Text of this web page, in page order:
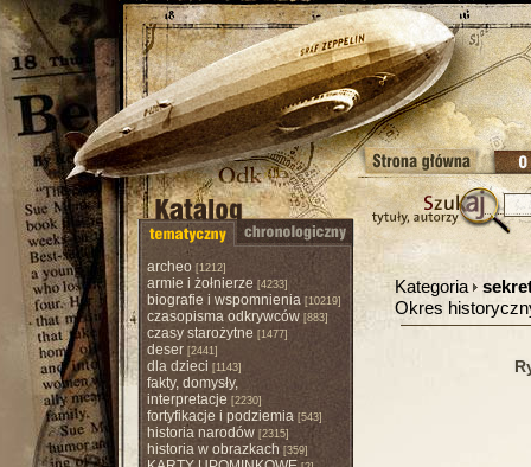
archeo [1212]
armie i żołnierze [4233]
biografie i wspomnienia[10219]
czasopisma odkrywców[883]
czasy starożytne [1477]
deser[2441]
dla dzieci [1143]
fakty, domysły,
interpretacje [2230]
fortyfikacje i podziemia[543]
historia narodów[2315]
historia w obrazkach [359]
Kategoria
Okres